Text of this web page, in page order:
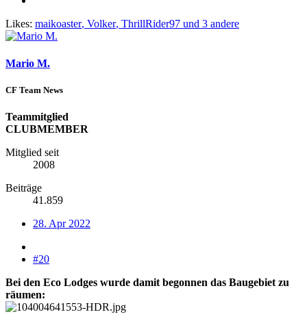
Likes: maikoaster, Volker, ThrillRider97 und 3 andere
Mario M.
CF Team News
Teammitglied
CLUBMEMBER
Mitglied seit
2008
Beiträge
41.859
28. Apr 2022
#20
Bei den Eco Lodges wurde damit begonnen das Baugebiet zu
räumen: